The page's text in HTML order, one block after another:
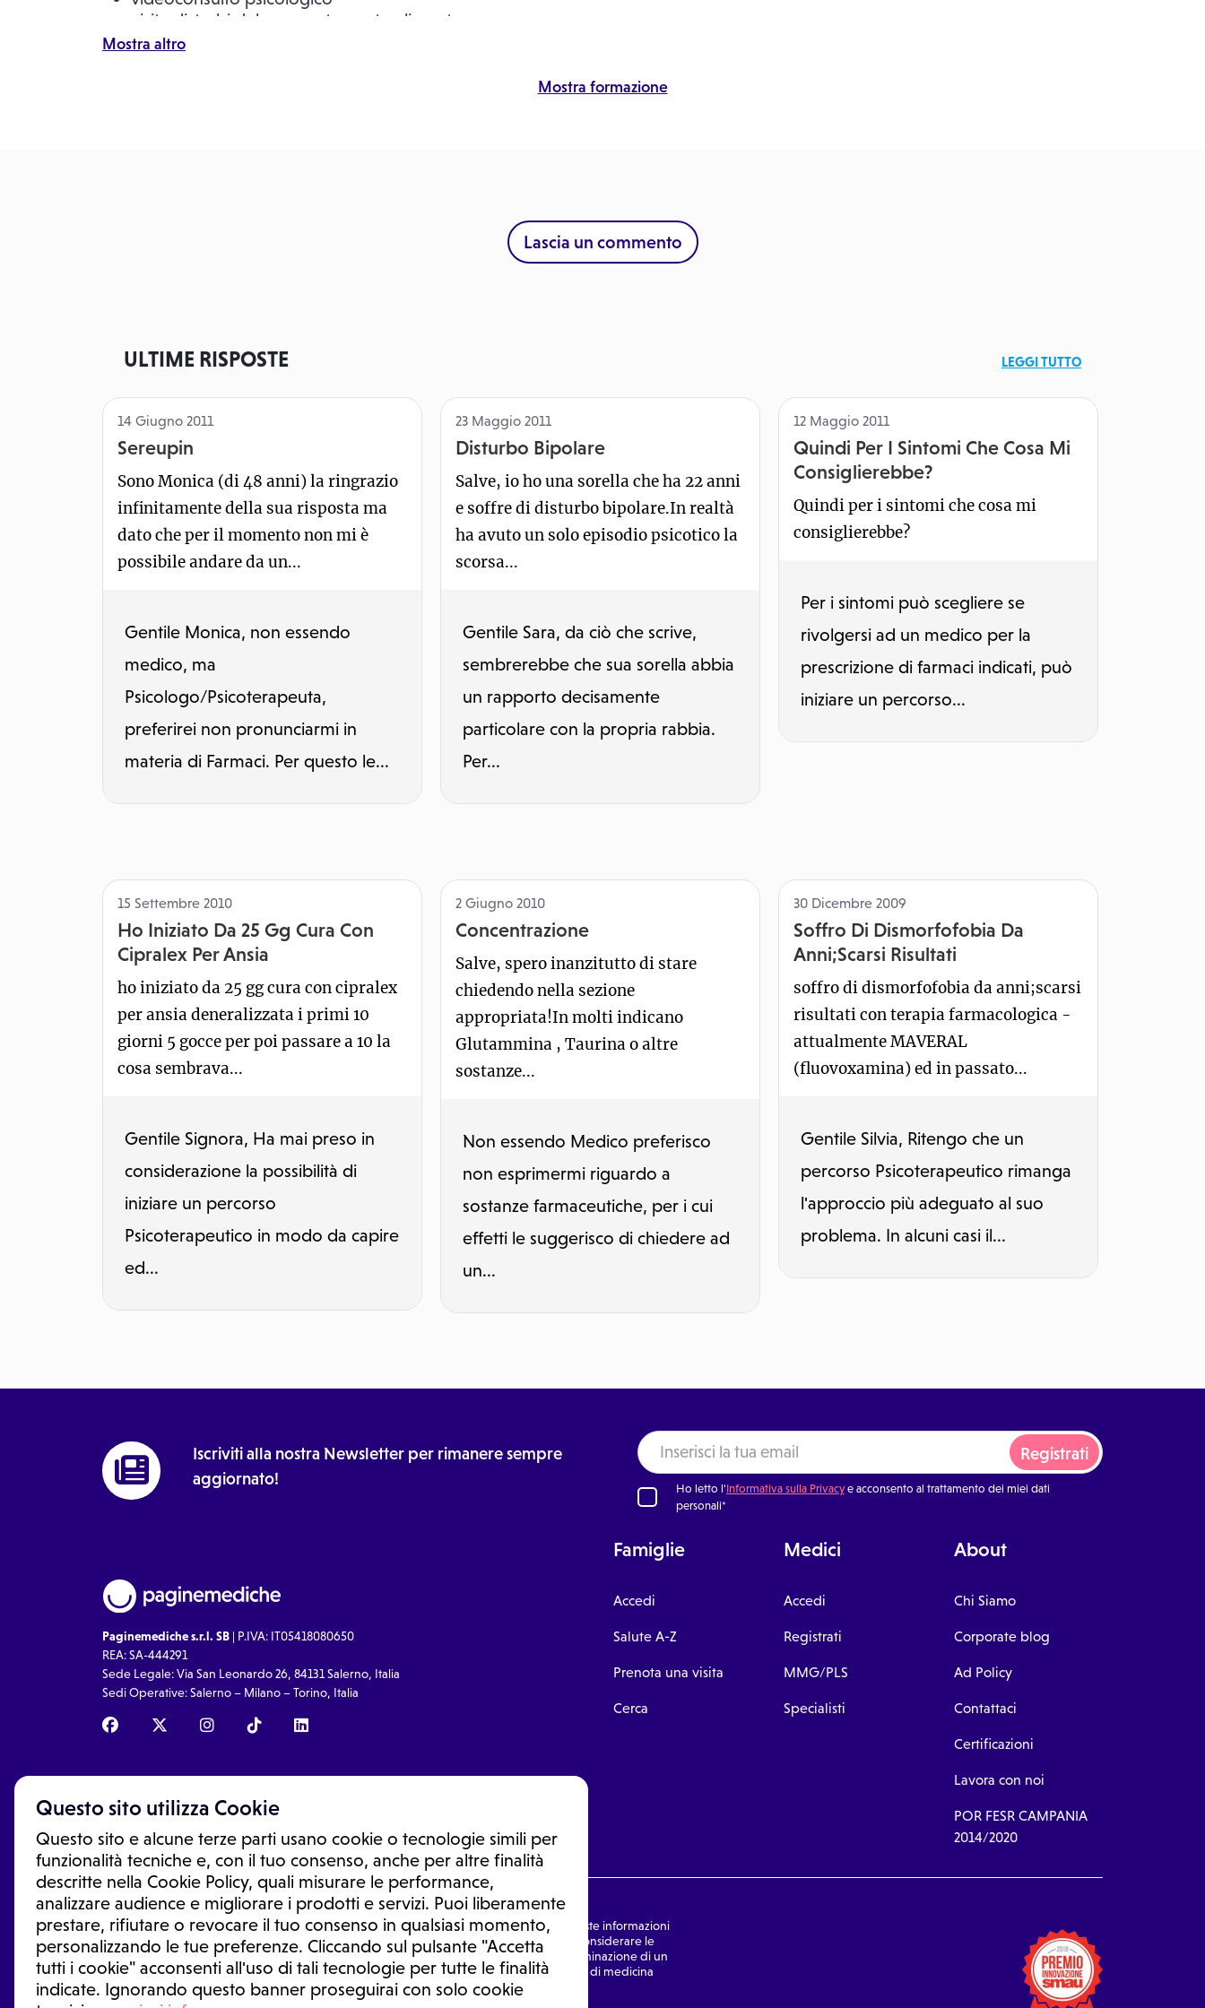
Questo sito utilizza Cookie
Questo sito e alcune terze parti usano cookie o tecnologie simili per
funzionalità tecniche e, con il tuo consenso, anche per altre finalità
descritte nella Cookie Policy, quali misurare le performance,
analizzare audience e migliorare i prodotti e servizi. Puoi liberamente
prestare, rifiutare o revocare il tuo consenso in qualsiasi momento,
personalizzando le tue preferenze. Cliccando sul pulsante "Accetta
tutti i cookie" acconsenti all'uso di tali tecnologie per tutte le finalità
indicate. Ignorando questo banner proseguirai con solo cookie
visita disturbi del comportamento alimentare
visita sessuologica
Mostra altro
Mostra formazione
Lascia un commento
ULTIME RISPOSTE LEGGI TUTTO
14 Giugno 2011
Sereupin
Sono Monica (di 48 anni) la ringrazio
infinitamente della sua risposta ma
dato che per il momento non mi è
possibile andare da un...
Gentile Monica, non essendo
medico, ma
Psicologo/Psicoterapeuta,
preferirei non pronunciarmi in
materia di Farmaci. Per questo le...
23 Maggio 2011
Disturbo Bipolare
Salve, io ho una sorella che ha 22 anni
e soffre di disturbo bipolare.In realtà
ha avuto un solo episodio psicotico la
scorsa...
Gentile Sara, da ciò che scrive,
sembrerebbe che sua sorella abbia
un rapporto decisamente
particolare con la propria rabbia.
Per...
12 Maggio 2011
Quindi Per I Sintomi Che Cosa Mi
Consiglierebbe?
Quindi per i sintomi che cosa mi
consiglierebbe?
Per i sintomi può scegliere se
rivolgersi ad un medico per la
prescrizione di farmaci indicati, può
iniziare un percorso...
15 Settembre 2010
Ho Iniziato Da 25 Gg Cura Con
Cipralex Per Ansia
ho iniziato da 25 gg cura con cipralex
per ansia deneralizzata i primi 10
giorni 5 gocce per poi passare a 10 la
cosa sembrava...
Gentile Signora, Ha mai preso in
considerazione la possibilità di
iniziare un percorso
Psicoterapeutico in modo da capire
ed...
2 Giugno 2010
Concentrazione
Salve, spero inanzitutto di stare
chiedendo nella sezione
appropriata!In molti indicano
Glutammina , Taurina o altre
sostanze...
Non essendo Medico preferisco
non esprimermi riguardo a
sostanze farmaceutiche, per i cui
effetti le suggerisco di chiedere ad
un...
30 Dicembre 2009
Soffro Di Dismorfofobia Da
Anni;Scarsi Risultati
soffro di dismorfofobia da anni;scarsi
risultati con terapia farmacologica -
attualmente MAVERAL
(fluovoxamina) ed in passato...
Gentile Silvia, Ritengo che un
percorso Psicoterapeutico rimanga
l'approccio più adeguato al suo
problema. In alcuni casi il...
Iscriviti alla nostra Newsletter per rimanere sempre
aggiornato!
Registrati
Ho letto l'Informativa sulla Privacye acconsento al trattamento dei miei dati
personali*
Paginemediche s.r.l. SB | P.IVA: IT05418080650
REA: SA-444291
Sede Legale: Via San Leonardo 26, 84131 Salerno, Italia
Sedi Operative: Salerno – Milano – Torino, Italia
Famiglie
Accedi
Salute A-Z
Prenota una visita
Cerca
Medici
Accedi
Registrati
MMG/PLS
Specialisti
About
Chi Siamo
Corporate blog
Ad Policy
Contattaci
Certificazioni
Lavora con noi
POR FESR CAMPANIA
2014/2020
Le informazioni proposte in questo sito non sono un consulto medico. In nessun caso, queste informazioni
sostituiscono un consulto, una visita o una diagnosi formulata dal medico. Non si devono considerare le
informazioni disponibili come suggerimenti per la formulazione di una diagnosi, la determinazione di un
trattamento o l'assunzione o sospensione di un farmaco senza prima consultare un medico di medicina
generale o uno specialista.